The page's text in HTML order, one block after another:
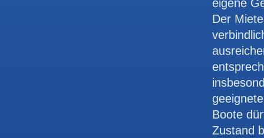
Der
Boote
Zustand